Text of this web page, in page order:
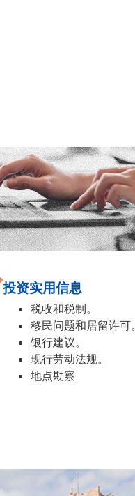
投资实用信息
税收和税制。
移民问题和居留许可。
银行建议。
现行劳动法规。
地点勘察